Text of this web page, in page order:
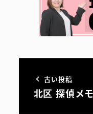
古い投稿
北区 探偵メ